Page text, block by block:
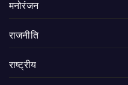
मनोरंजन
राजनीति
राष्ट्रीय